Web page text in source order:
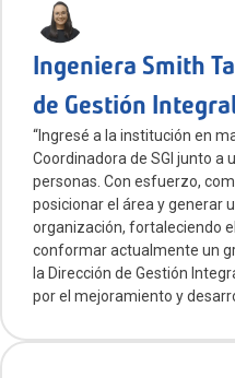
Ingeniera Smith
de Gestión
“Ingresé a la institución en
Coordinadora de SGI junto a
personas. Con esfuerzo,
posicionar el área y generar
organización, fortaleciendo
conformar actualmente un
la Dirección de Gestión
por el mejoramiento y